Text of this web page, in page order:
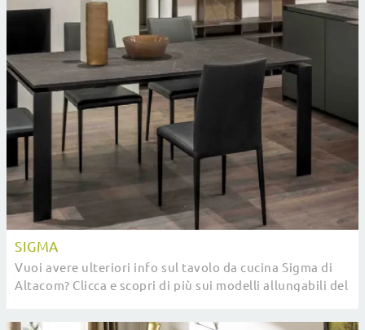
SIGMA
Vuoi avere ulteriori info sul tavolo da cucina Sigma di
Altacom? Clicca e scopri di più sui modelli allungabili del